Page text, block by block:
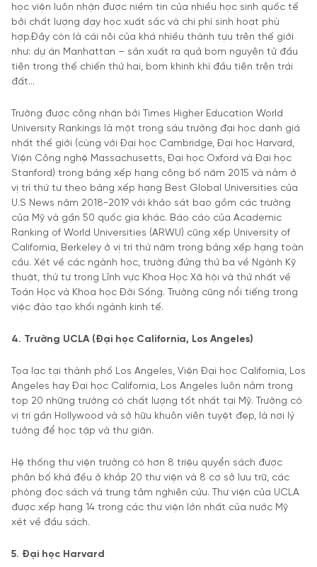
học viện luôn nhận được niềm tin của nhiều học sinh quốc tế
bởi chất lượng dạy học xuất sắc và chi phí sinh hoạt phù
hợp.Đây còn là cái nôi của khá nhiều thành tựu trên thế giới
như: dự án Manhattan – sản xuất ra quả bom nguyên tử đầu
tiên trong thế chiến thứ hai, bom khinh khí đầu tiên trên trái
đất…
Trường được công nhận bởi Times Higher Education World
University Rankings là một trong sáu trường đại học danh giá
nhất thế giới (cùng với Đại học Cambridge, Đại học Harvard,
Viện Công nghệ Massachusetts, Đại học Oxford và Đại học
Stanford) trong bảng xếp hạng công bố năm 2015 và nằm ở
vị trí thứ tư theo bảng xếp hạng Best Global Universities của
U.S News năm 2018-2019 với khảo sát bao gồm các trường
của Mỹ và gần 50 quốc gia khác. Báo cáo của Academic
Ranking of World Universities (ARWU) cũng xếp University of
California, Berkeley ở vị trí thứ năm trong bảng xếp hạng toàn
cầu. Xét về các ngành học, trường đứng thứ ba về Ngành Kỹ
thuật, thứ tư trong Lĩnh vực Khoa Học Xã hội và thứ nhất về
Toán Học và Khoa học Đời Sống. Trường cũng nổi tiếng trong
việc đào tạo khối ngành kinh tế.
4. Trường UCLA (Đại học California, Los Angeles)
Tọa lạc tại thành phố Los Angeles, Viện Đại học California, Los
Angeles hay Đại học California, Los Angeles luôn nằm trong
top 20 những trường có chất lượng tốt nhất tại Mỹ. Trường có
vị trí gần Hollywood và sở hữu khuôn viên tuyệt đẹp, là nơi lý
tưởng để học tập và thư giãn.
Hệ thống thư viện trường có hơn 8 triệu quyển sách được
phân bố khá đều ở khắp 20 thư viện và 8 cơ sở lưu trữ, các
phòng đọc sách và trung tâm nghiên cứu. Thư viện của UCLA
được xếp hạng 14 trong các thư viện lớn nhất của nước Mỹ
xét về đầu sách.
5. Đại học Harvard